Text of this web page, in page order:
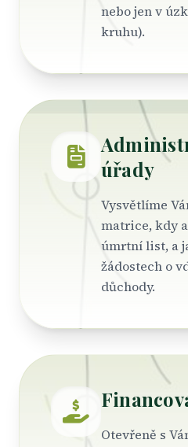
nebo jen v
kruhu).
úřady
Vysvětlíme
matrice, kdy
úmrtní list, a
žádostech o
důchody.
Otevřeně s